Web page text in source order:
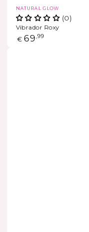
Vendedor:
NATURAL GLOW
(0)
Vibrador Roxy
Precio
€ 69,99